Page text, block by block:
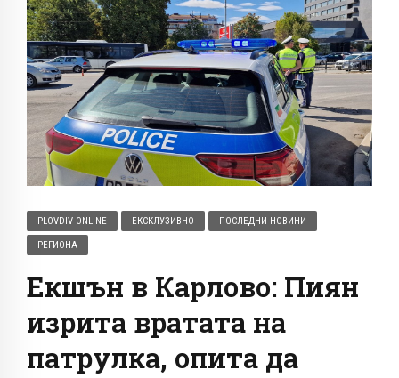
PLOVDIV ONLINE ЕКСКЛУЗИВНО ПОСЛЕДНИ НОВИНИ
РЕГИОНА
Екшън в Карлово: Пиян
изрита вратата на
патрулка, опита да